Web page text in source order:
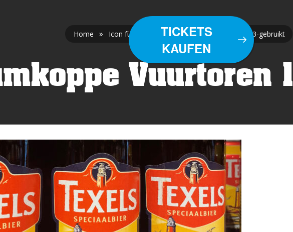
TICKETS
KAUFEN
Home » Icon für Texel » Skuumkoppe Vuurtoren 1,3-gebruikt
Vuurtoren